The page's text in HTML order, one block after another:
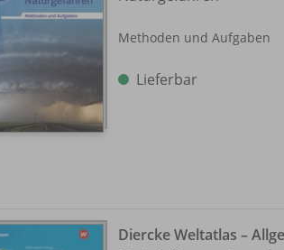
Methoden und Aufgaben
Lieferbar
Diercke Weltatlas –